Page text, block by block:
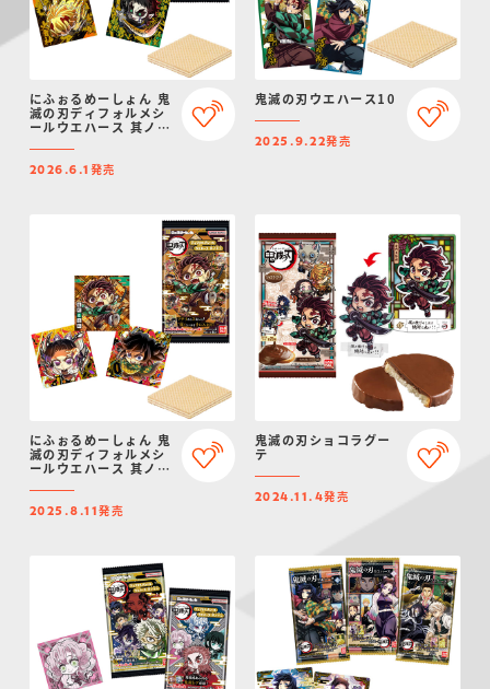
にふぉるめーしょん 鬼
滅の刃ディフォルメシ
ールウエハース 其ノ十
2026.6.1 発売
鬼滅の刃ウエハース10
2025.9.22発売
にふぉるめーしょん 鬼
滅の刃ディフォルメシ
ールウエハース 其ノ十
2025.8.11発売
鬼滅の刃ショコラグー
テ
2024.11.4発売